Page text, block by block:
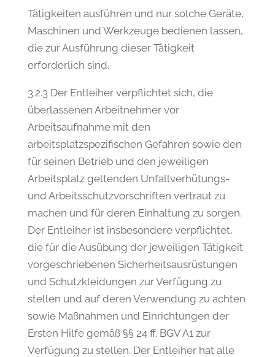
Tätigkeiten ausführen und nur solche Geräte,
Maschinen und Werkzeuge bedienen lassen,
die zur Ausführung dieser Tätigkeit
erforderlich sind.
3.2.3 Der Entleiher verpflichtet sich, die
überlassenen Arbeitnehmer vor
Arbeitsaufnahme mit den
arbeitsplatzspezifischen Gefahren sowie den
für seinen Betrieb und den jeweiligen
Arbeitsplatz geltenden Unfallverhütungs-
und Arbeitsschutzvorschriften vertraut zu
machen und für deren Einhaltung zu sorgen.
Der Entleiher ist insbesondere verpflichtet,
die für die Ausübung der jeweiligen Tätigkeit
vorgeschriebenen Sicherheitsausrüstungen
und Schutzkleidungen zur Verfügung zu
stellen und auf deren Verwendung zu achten
sowie Maßnahmen und Einrichtungen der
Ersten Hilfe gemäß §§ 24 ff. BGV A1 zur
Verfügung zu stellen. Der Entleiher hat alle